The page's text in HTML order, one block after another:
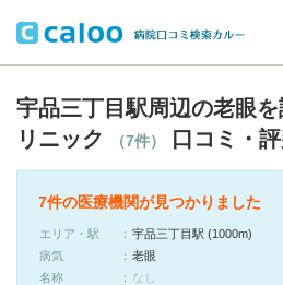
宇品三丁目駅周辺の老眼
リニック
（7件） 口コミ・評
7件の医療機関が見つかりました
エリア・駅
宇品三丁目駅 (1000m)
病気
老眼
名称
なし